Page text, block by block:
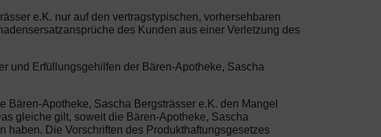
e.K. nur auf den vertragstypischen, vorhersehbaren
des Kunden aus einer Verletzung des
und Erfüllungsgehilfen der Bären-Apotheke, Sascha
Apotheke, Sascha Bergsträsser e.K. den Mangel
gleiche gilt, soweit die Bären-Apotheke, Sascha
haben. Die Vorschriften des Produkthaftungsgesetzes